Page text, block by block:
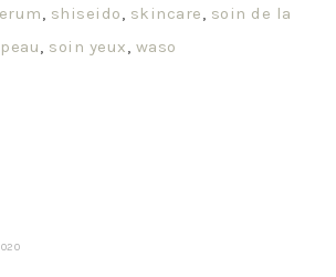
, shiseido, skincare, soin de la
peau, soin yeux, waso